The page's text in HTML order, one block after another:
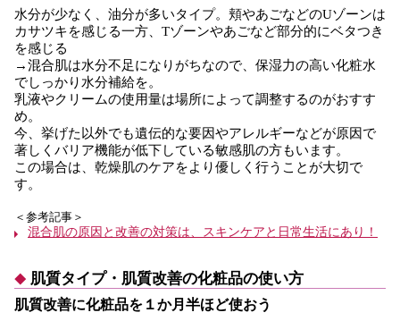
水分が少なく、油分が多いタイプ。頬やあごなどのUゾーンは
カサツキを感じる一方、Tゾーンやあごなど部分的にベタつき
を感じる
→混合肌は水分不足になりがちなので、保湿力の高い化粧水
でしっかり水分補給を。
乳液やクリームの使用量は場所によって調整するのがおすす
め。
今、挙げた以外でも遺伝的な要因やアレルギーなどが原因で
著しくバリア機能が低下している敏感肌の方もいます。
この場合は、乾燥肌のケアをより優しく行うことが大切で
す。
＜参考記事＞
混合肌の原因と改善の対策は、スキンケアと日常生活にあり！
肌質タイプ・肌質改善の化粧品の使い方
肌質改善に化粧品を１か月半ほど使おう